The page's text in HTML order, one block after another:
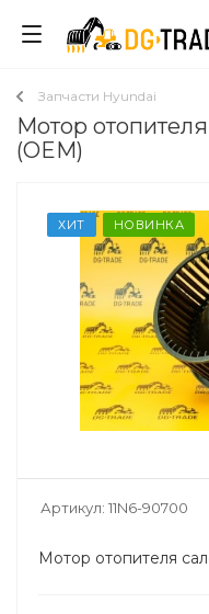
Запчасти Hyundai
Мотор
(OEM)
ХИТ НОВИНКА
Артикул: 11N6-90700
Мотор отопителя